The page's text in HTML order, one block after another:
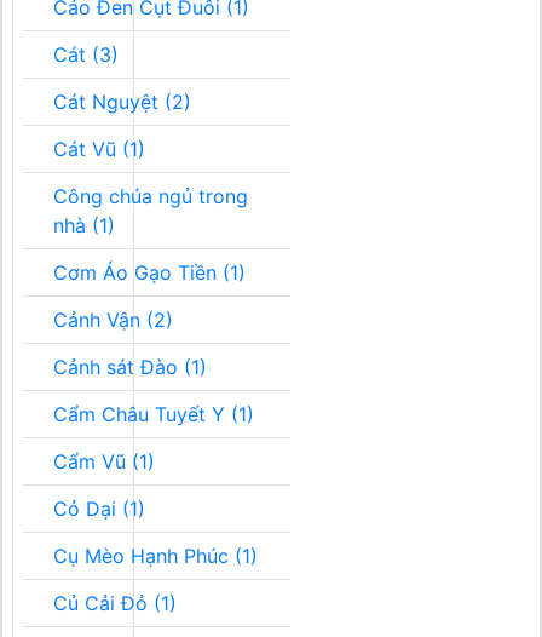
Cáo Đen Cụt Đuôi (1)
Cát (3)
Cát Nguyệt (2)
Cát Vũ (1)
Công chúa ngủ trong
nhà (1)
Cơm Áo Gạo Tiền (1)
Cảnh Vận (2)
Cảnh sát Đào (1)
Cẩm Châu Tuyết Y (1)
Cẩm Vũ (1)
Cỏ Dại (1)
Cụ Mèo Hạnh Phúc (1)
Củ Cải Đỏ (1)